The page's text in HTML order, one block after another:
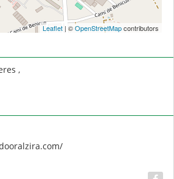
Leaflet| ©OpenStreetMapcontributors
,